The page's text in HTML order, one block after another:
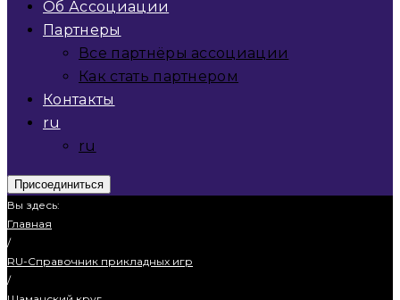
Об Ассоциации
Партнеры
Все партнёры ассоциации
Как стать партнером
Контакты
ru
ru
Присоединиться
Вы здесь:
Главная
/
RU-Справочник прикладных игр
/